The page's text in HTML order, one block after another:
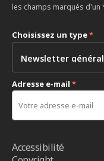
les champs marqués
Choisissez un type*
Adresse e-mail *
Accessibilité